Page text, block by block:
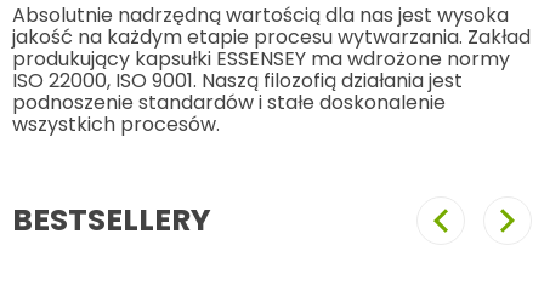
Absolutnie nadrzędną wartością dla nas jest wysoka
jakość na każdym etapie procesu wytwarzania. Zakład
produkujący kapsułki ESSENSEY ma wdrożone normy
ISO 22000, ISO 9001. Naszą filozofią działania jest
podnoszenie standardów i stałe doskonalenie
wszystkich procesów.
BESTSELLERY Poprzedni